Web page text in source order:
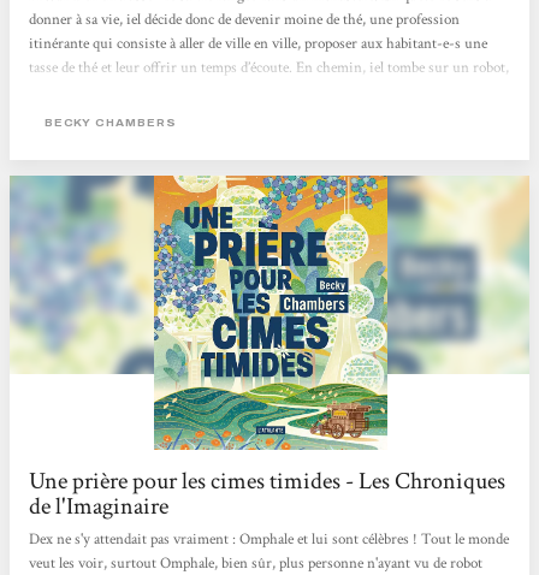
donner à sa vie, iel décide donc de devenir moine de thé, une profession
itinérante qui consiste à aller de ville en ville, proposer aux habitant-e-s une
tasse de thé et leur offrir un temps d’écoute. En chemin, iel tombe sur un robot,
son espèce est partie vivre dans la nature. Celui-ci vient avec une question à
Commence...
BECKY CHAMBERS
Une prière pour les cimes timides - Les Chroniques
de l'Imaginaire
Dex ne s'y attendait pas vraiment : Omphale et lui sont célèbres ! Tout le monde
veut les voir, surtout Omphale, bien sûr, plus personne n'ayant vu de robot